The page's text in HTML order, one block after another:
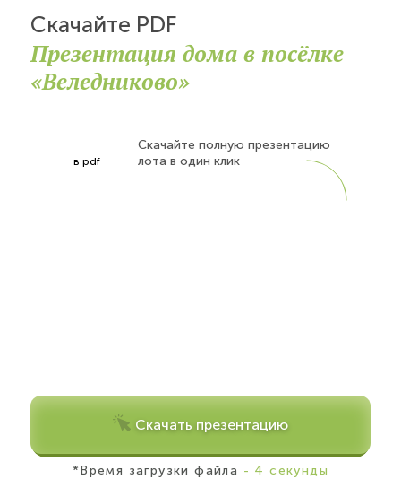
Скачайте PDF
Презентация дома в посёлке
«Веледниково»
в pdf
Скачайте полную презентацию
лота в один клик
Скачать презентацию
*Время загрузки файла - 4 секунды